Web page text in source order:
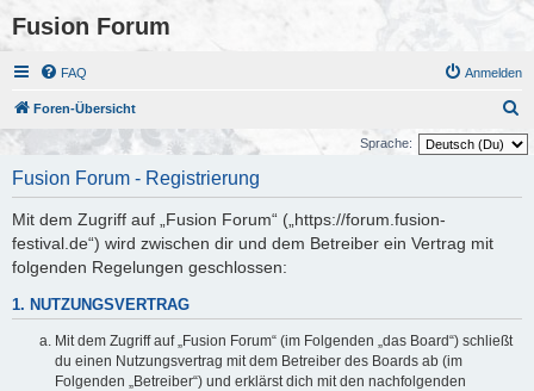
Fusion Forum
FAQ Anmelden
Foren-Übersicht
u
Sprache:
Fusion Forum - Registrierung
Mit dem Zugriff auf „Fusion Forum“ („https://forum.fusion-
festival.de“) wird zwischen dir und dem Betreiber ein Vertrag mit
folgenden Regelungen geschlossen:
1. NUTZUNGSVERTRAG
Mit dem Zugriff auf „Fusion Forum“ (im Folgenden „das Board“) schließt
du einen Nutzungsvertrag mit dem Betreiber des Boards ab (im
Folgenden „Betreiber“) und erklärst dich mit den nachfolgenden